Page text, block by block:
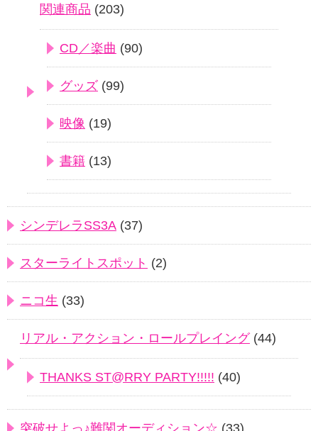
関連商品 (203)
CD／楽曲 (90)
グッズ (99)
映像 (19)
書籍 (13)
シンデレラSS3A (37)
スターライトスポット (2)
ニコ生 (33)
リアル・アクション・ロールプレイング(44)
THANKS ST@RRY PARTY!!!!! (40)
突破せよっ♪難関オーディション☆ (33)